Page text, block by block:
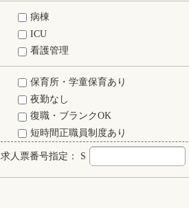
病棟
ICU
看護管理
保育所・学童保育あり
夜勤なし
復職・ブランクOK
短時間正職員制度あり
求人票番号指定： S